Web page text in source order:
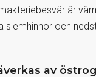
är
slemhinnor och
av